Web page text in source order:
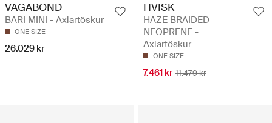
VAGABOND
BARI MINI - Axlartöskur
ONE SIZE
26.029 kr
HVISK
HAZE BRAIDED
NEOPRENE -
Axlartöskur
ONE SIZE
7.461 kr 11.479 kr